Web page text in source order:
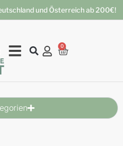
und Österreich ab 200€!
0